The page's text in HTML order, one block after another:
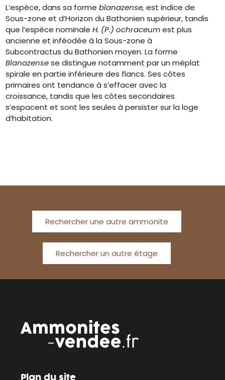
L’espèce, dans sa formeblanazense, est indice de
Sous-zone et d’Horizon du Bathonien supérieur, tandis
que l’espèce nominaleH. (P.) ochraceumest plus
ancienne et inféodée à la Sous-zone à
Subcontractus du Bathonien moyen. La forme
Blanazensese distingue notamment par un méplat
spirale en partie inférieure des flancs. Ses côtes
primaires ont tendance à s’effacer avec la
croissance, tandis que les côtes secondaires
s’espacent et sont les seules à persister sur la loge
d’habitation.
Rechercher une autre ammonite
Rechercher un autre étage